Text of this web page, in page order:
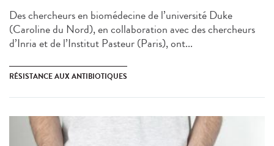
Des chercheurs en biomédecine de l’université Duke
(Caroline du Nord), en collaboration avec des chercheurs
d’Inria et de l’Institut Pasteur (Paris), ont...
RÉSISTANCE AUX ANTIBIOTIQUES